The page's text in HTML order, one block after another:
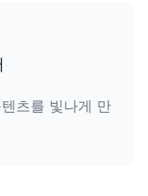
츠를 빛나게 만